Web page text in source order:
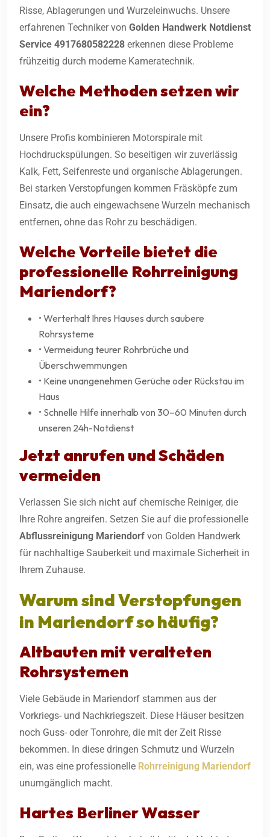
Risse, Ablagerungen und Wurzeleinwuchs. Unsere
erfahrenen Techniker von Golden Handwerk Notdienst
Service 4917680582228 erkennen diese Probleme
frühzeitig durch moderne Kameratechnik.
Welche Methoden setzen wir
ein?
Unsere Profis kombinieren Motorspirale mit
Hochdruckspülungen. So beseitigen wir zuverlässig
Kalk, Fett, Seifenreste und organische Ablagerungen.
Bei starken Verstopfungen kommen Fräsköpfe zum
Einsatz, die auch eingewachsene Wurzeln mechanisch
entfernen, ohne das Rohr zu beschädigen.
Welche Vorteile bietet die
professionelle Rohrreinigung
Mariendorf?
• Werterhalt Ihres Hauses durch saubere
Rohrsysteme
• Vermeidung teurer Rohrbrüche und
Überschwemmungen
• Keine unangenehmen Gerüche oder Rückstau im
Haus
• Schnelle Hilfe innerhalb von 30–60 Minuten durch
unseren 24h-Notdienst
Jetzt anrufen und Schäden
vermeiden
Verlassen Sie sich nicht auf chemische Reiniger, die
Ihre Rohre angreifen. Setzen Sie auf die professionelle
Abflussreinigung Mariendorf von Golden Handwerk
für nachhaltige Sauberkeit und maximale Sicherheit in
Ihrem Zuhause.
Warum sind Verstopfungen
in Mariendorf so häufig?
Altbauten mit veralteten
Rohrsystemen
Viele Gebäude in Mariendorf stammen aus der
Vorkriegs- und Nachkriegszeit. Diese Häuser besitzen
noch Guss- oder Tonrohre, die mit der Zeit Risse
bekommen. In diese dringen Schmutz und Wurzeln
ein, was eine professionelle Rohrreinigung Mariendorf
unumgänglich macht.
Hartes Berliner Wasser